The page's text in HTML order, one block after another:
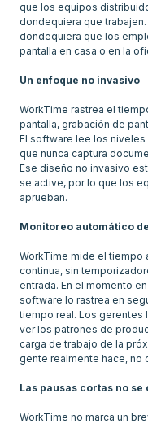
que los equipos
dondequiera que
dondequiera que los
pantalla en casa o en la
Un enfoque no invasivo
WorkTime rastrea el
pantalla, grabación de
El software lee los
que nunca captura
Ese diseño no invasivo
se active, por lo que los
aprueban.
Monitoreo automático
WorkTime mide el tiempo
continua, sin
entrada. En el momento
software lo rastrea en
tiempo real. Los gerentes
ver los patrones de
carga de trabajo de la
gente realmente hace, no
Las pausas cortas no
WorkTime no marca un